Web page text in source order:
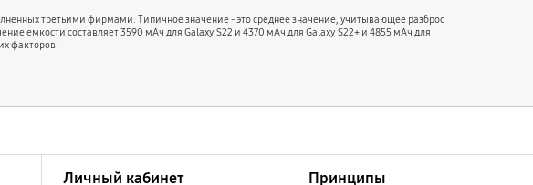
третьими фирмами. Типичное значение - это среднее значение, учитывающее разброс
емкости составляет 3590 мАч для Galaxy S22 и 4370 мАч для Galaxy S22+ и 4855 мАч для
факторов.
Личный кабинет Принципы